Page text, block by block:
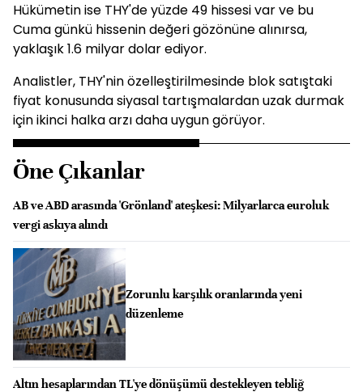
Hükümetin ise THY'de yüzde 49 hissesi var ve bu
Cuma günkü hissenin değeri gözönüne alınırsa,
yaklaşık 1.6 milyar dolar ediyor.
Analistler, THY'nin özelleştirilmesinde blok satıştaki
fiyat konusunda siyasal tartışmalardan uzak durmak
için ikinci halka arzı daha uygun görüyor.
Öne Çıkanlar
AB ve ABD arasında 'Grönland' ateşkesi: Milyarlarca euroluk
vergi askıya alındı
Zorunlu karşılık oranlarında yeni
düzenleme
Altın hesaplarından TL'ye dönüşümü destekleyen tebliğ